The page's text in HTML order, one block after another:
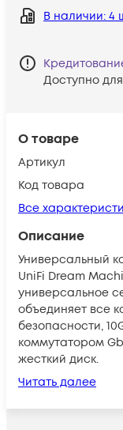
О товаре
Артикул
Код товара
Все
Описание
Универсальный
UniFi Dream
универсальное
объединяет все
безопасности,
коммутатором
жесткий диск.
Читать далее
В наличии: 4
Доступно